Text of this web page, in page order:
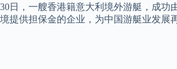
30日，一艘香港籍意大利境外游艇，成功
境提供担保金的企业，为中国游艇业发展